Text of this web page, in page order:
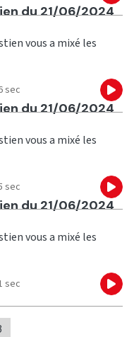
du 21/06/2024
vous a mixé les
sec
du 21/06/2024
vous a mixé les
sec
du 21/06/2024
vous a mixé les
sec